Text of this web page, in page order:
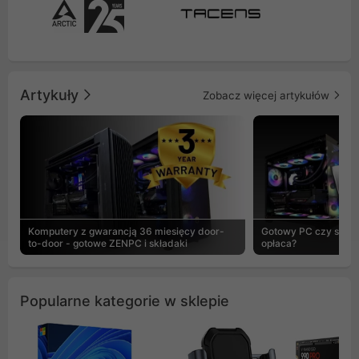
Artykuły Zobacz więcej artykułów
Komputery z gwarancją 36 miesięcy door-
to-door - gotowe ZENPC i składaki
Gotowy PC czy
opłaca?
Popularne kategorie w sklepie